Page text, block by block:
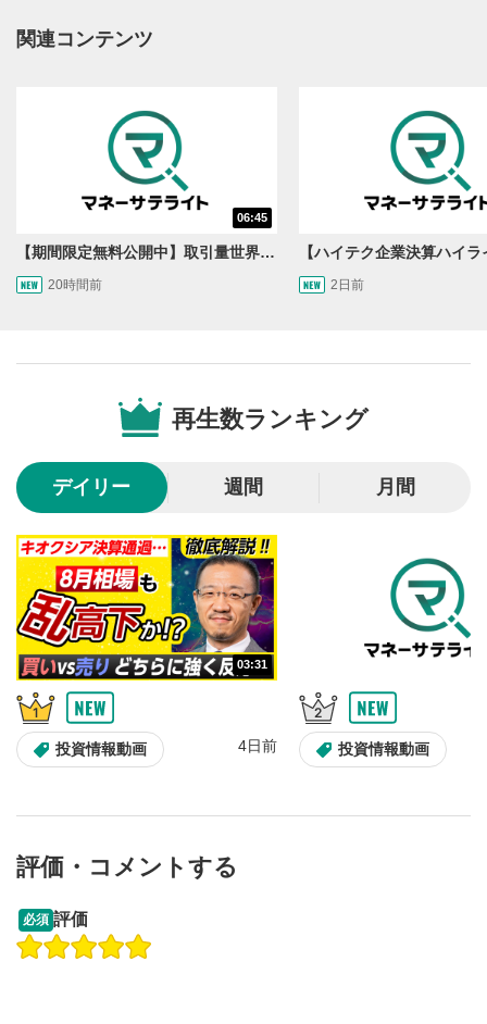
動画再生エリアをクリックすると、動画を再生または
操作メニュー
再生/一時停止
4
10秒戻し/10秒送り
10秒、動画を巻き戻し/早送りします。
5
シークバー
再生位置を示しています。再生したい位置をクリック
するとその位置から動画が再生されます。
画質/再生速度の設定
画質の選択/再生速度の変更ができます。
全画面表示
動画が全画面で表示されます。再度クリックすると元
のサイズに戻ります。
関連コンテンツ
06:45
【期間限定無料公開中】取引量世界一の通貨ペアに優位性あり!?ドル/円&ユーロドルのテクニカルを検証！【JINのマンスリーFX戦略】
20時間前 2日前
再生数ランキング
デイリー 週間 月間
03:31
投資情報動画 4日前 投資情報動画
操作説明動画
評価・コメントする
必須 評価